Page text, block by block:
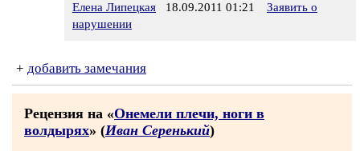
Елена Липецкая 18.09.2011 01:21
Заявить о
нарушении
+ добавить замечания
Рецензия на «Онемели плечи, ноги в
волдырях» (Иван Серенький)